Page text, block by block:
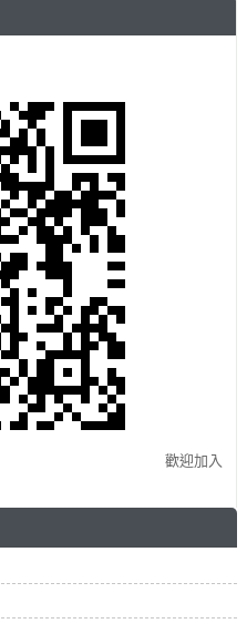
歡迎加入